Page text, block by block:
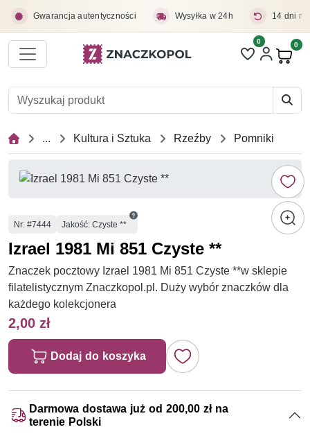
Gwarancja autentyczności Wysyłka w 24h 14 dni
Liczba pozycji
0 0
... Kultura i Sztuka Rzeźby Pomniki
Numer
Nr: #7444 Jakość: Czyste **
Izrael 1981 Mi 851 Czyste **
Znaczek pocztowy Izrael 1981 Mi 851 Czyste **w sklepie
filatelistycznym Znaczkopol.pl. Duży wybór znaczków dla
każdego kolekcjonera
2,00 zł
Dodaj do koszyka
Darmowa dostawa już od 200,00 zł na
terenie Polski